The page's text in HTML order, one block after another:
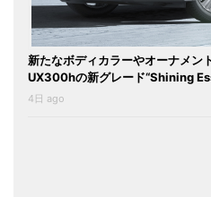
新たなボディカラーやオーナメン
UX300hの新グレード“Shining
4日 ago